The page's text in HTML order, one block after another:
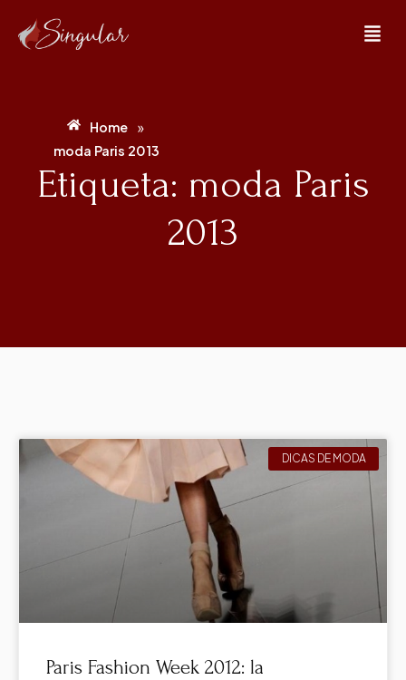
Home »
moda Paris 2013
Etiqueta: moda Paris
2013
DICAS DE MODA
Paris Fashion Week 2012: la